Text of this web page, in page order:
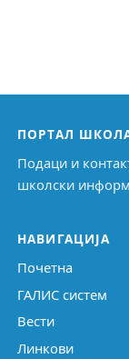
ПОРТАЛ
Подаци и
школски
НАВИГАЦИЈА
Почетна
ГАЛИС систем
Вести
Линкови